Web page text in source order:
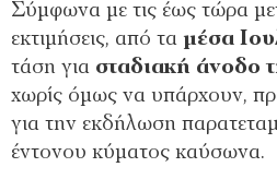
Σύμφωνα με τις έως τώρα
εκτιμήσεις, από τα μέσα
τάση για σταδιακή άνοδο
χωρίς όμως να υπάρχουν,
για την εκδήλωση
έντονου κύματος καύσωνα.